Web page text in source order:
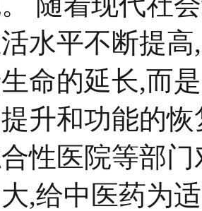
水平不断提
命的延长,而
升和功能的
性医院等部
,给中医药为